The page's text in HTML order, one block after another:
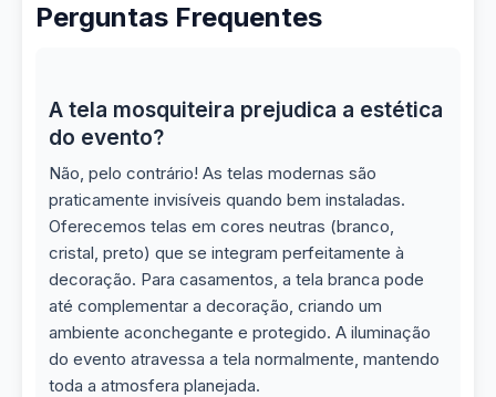
Perguntas Frequentes
A tela mosquiteira prejudica a estética
do evento?
Não, pelo contrário! As telas modernas são
praticamente invisíveis quando bem instaladas.
Oferecemos telas em cores neutras (branco,
cristal, preto) que se integram perfeitamente à
decoração. Para casamentos, a tela branca pode
até complementar a decoração, criando um
ambiente aconchegante e protegido. A iluminação
do evento atravessa a tela normalmente, mantendo
toda a atmosfera planejada.